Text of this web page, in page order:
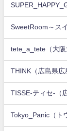
SweetRoom～ス
tete_a_tete（大阪
THINK（広島県広
TISSE-ティセ-（
Tokyo_Panic（ト